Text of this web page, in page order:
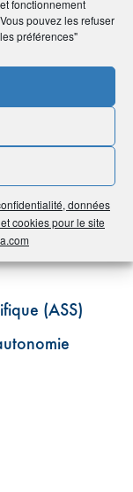
fonctionnement
pouvez les refuser
préférences"
données
cookies pour le site
ou
(APL)
(AAH)
(ASS)